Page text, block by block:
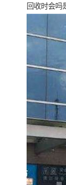
回收时会吗